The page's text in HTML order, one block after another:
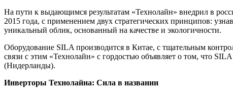
На пути к выдающимся результатам «Технолайн» внедрил в
2015 года, с применением двух стратегических принципов:
уникальный облик, основанный на качестве и экологичности.
Оборудование SILA производится в Китае, с тщательным
связи с этим «Технолайн» с гордостью объявляет о том, что
(Нидерланды).
Инверторы Технолайна: Сила в названии